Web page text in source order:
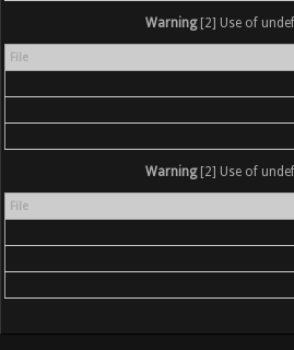
Warning[2] Use of
File
Warning[2] Use of
File